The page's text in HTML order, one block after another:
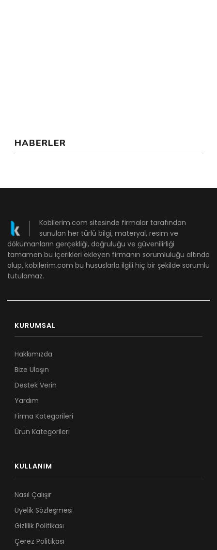
HABERLER
Kobilerim.com sitesinde firmalar tarafından
sunulan her türlü bilgi, materyal, resim ve
dökümanların gerçekliği, doğruluğu ve güvenilirliği
tamamen bu içerikleri ekleyen firmanın sorumluluğu altında
olup, kobilerim.com bu hususlarla ilgili hiç bir şekilde sorumlu
tutulamaz.
KURUMSAL
Hakkımızda
Bize Ulaşın
Destek Verin
Yardım
Firma Kategorileri
Ürün Kategorileri
KULLANIM
Nasıl Çalışır
Üyelik Sözleşmesi
Gizlilik Politikası
Çerez Politikası